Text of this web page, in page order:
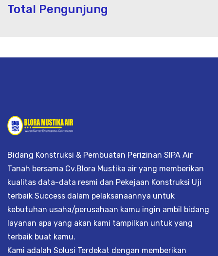
Total Pengunjung
Bidang Konstruksi & Pembuatan Perizinan SIPA Air
Tanah bersama Cv.Blora Mustika air yang memberikan
kualitas data-data resmi dan Pekejaan Konstruksi Uji
terbaik Success dalam pelaksanaannya untuk
kebutuhan usaha/perusahaan kamu ingin ambil bidang
layanan apa yang akan kami tampilkan untuk yang
terbaik buat kamu.
Kami adalah Solusi Terdekat dengan memberikan